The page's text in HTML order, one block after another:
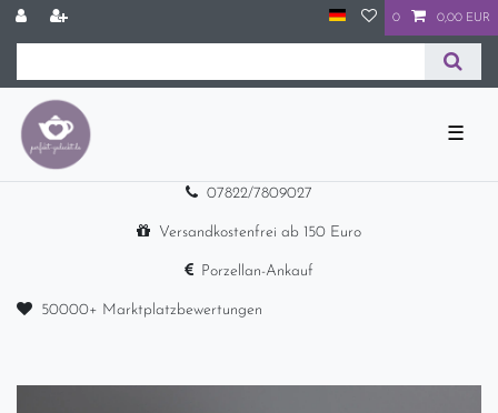
0 0,00 EUR
☰
07822/7809027
Versandkostenfrei ab 150 Euro
Porzellan-Ankauf
50000+ Marktplatzbewertungen